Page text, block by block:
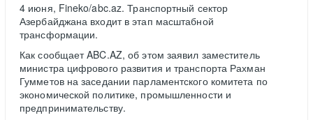
4 июня, Fineko/abc.az. Транспортный сектор
Азербайджана входит в этап масштабной
трансформации.
Как сообщает ABC.AZ, об этом заявил заместитель
министра цифрового развития и транспорта Рахман
Гумметов на заседании парламентского комитета по
экономической политике, промышленности и
предпринимательству.